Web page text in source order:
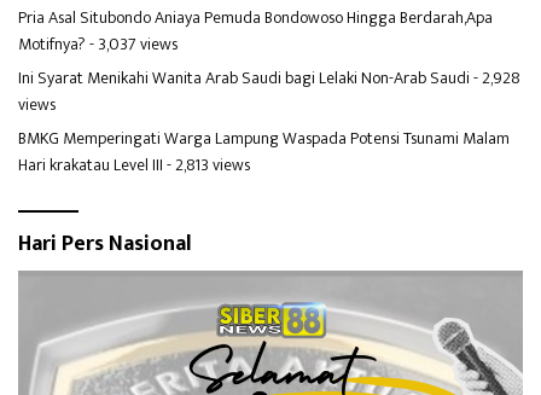
Pria Asal Situbondo Aniaya Pemuda Bondowoso Hingga Berdarah,Apa
Motifnya?- 3,037 views
Ini Syarat Menikahi Wanita Arab Saudi bagi Lelaki Non-Arab Saudi- 2,928
views
BMKG Memperingati Warga Lampung Waspada Potensi Tsunami Malam
Hari krakatau Level III- 2,813 views
Hari Pers Nasional